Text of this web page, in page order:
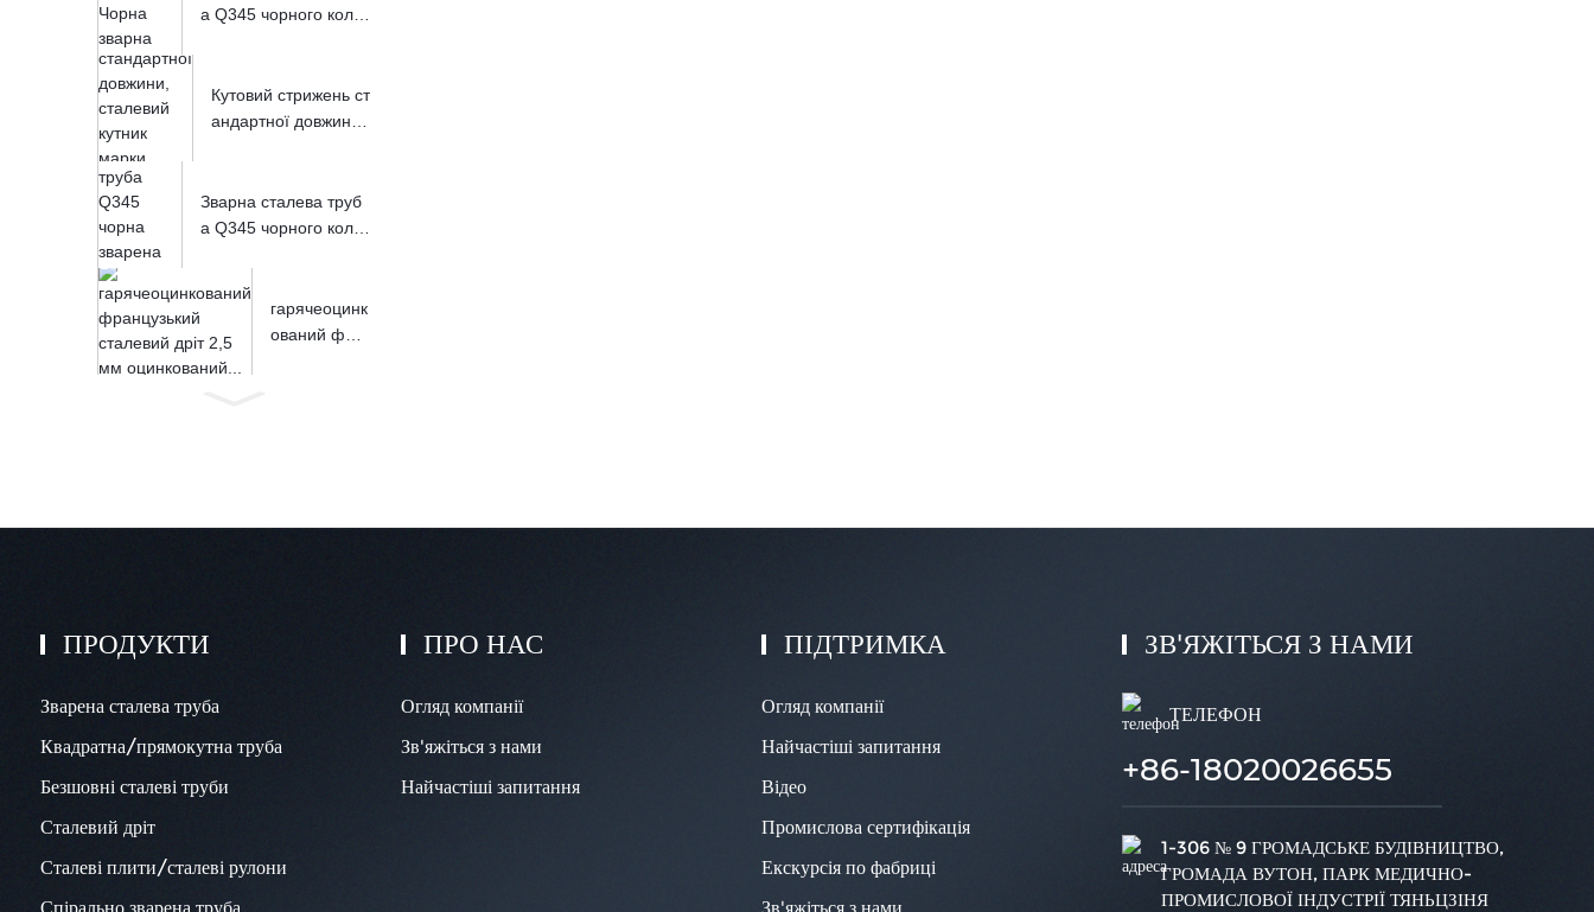
а Q345 чорного коль
Кутовий стрижень ст
андартної довжин
Зварна сталева труб
а Q345 чорного коль
гарячеоцинк
ований фра
ПРОДУКТИ
Зварена сталева труба
Квадратна/прямокутна труба
Безшовні сталеві труби
Сталевий дріт
Сталеві плити/сталеві рулони
ПРО НАС
Огляд компанії
Зв'яжіться з нами
Найчастіші запитання
ПІДТРИМКА
Огляд компанії
Найчастіші запитання
Відео
Промислова сертифікація
Екскурсія по фабриці
ЗВ'ЯЖІТЬСЯ З НАМИ
ТЕЛЕФОН
+86-18020026655
1-306 № 9 ГРОМАДСЬКЕ БУДІВНИЦТВО,
ГРОМАДА ВУТОН, ПАРК МЕДИЧНО-
ПРОМИСЛОВОЇ ІНДУСТРІЇ ТЯНЬЦЗІНЯ